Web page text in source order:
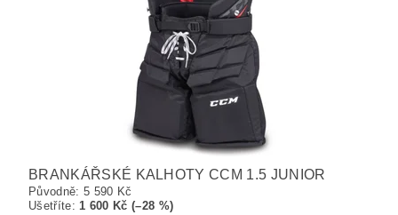
BRANKÁŘSKÉ KALHOTY CCM 1.5 JUNIOR
Původně: 5 590 Kč
Ušetříte:1 600 Kč (–28 %)